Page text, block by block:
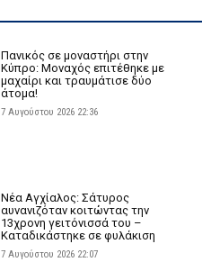
Πανικός σε μοναστήρι στην
Κύπρο: Μοναχός επιτέθηκε με
μαχαίρι και τραυμάτισε δύο
άτομα!
7 Αυγούστου 2026 22:36
Νέα Αγχίαλος: Σάτυρος
αυνανιζόταν κοιτώντας την
13χρονη γειτόνισσά του –
Καταδικάστηκε σε φυλάκιση
7 Αυγούστου 2026 22:07